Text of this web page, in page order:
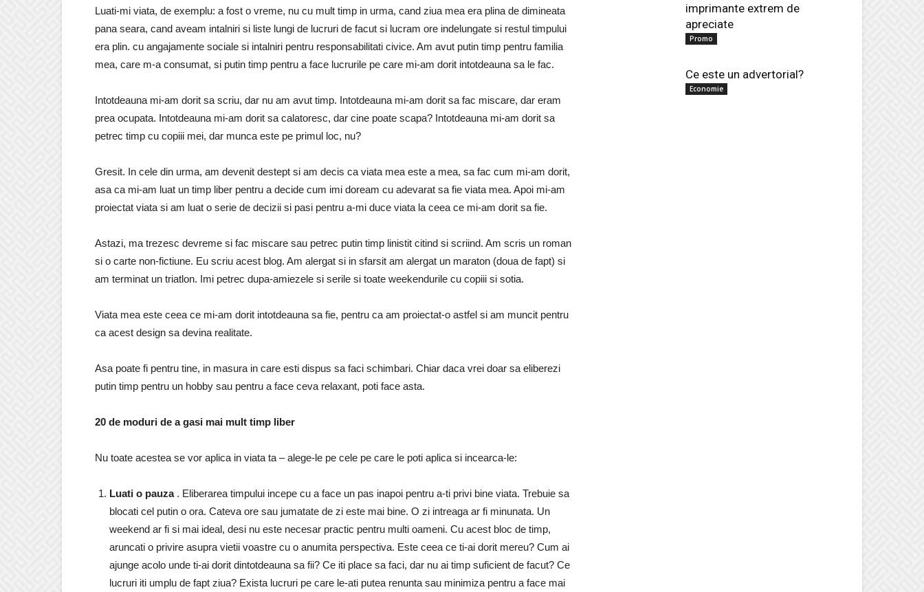
Luati-mi viata, de exemplu: a fost o vreme, nu cu mult timp in urma, cand ziua mea era plina de dimineata
pana seara, cand aveam intalniri si liste lungi de lucruri de facut si lucram ore indelungate si restul timpului
era plin. cu angajamente sociale si intalniri pentru responsabilitati civice. Am avut putin timp pentru familia
mea, care m-a consumat, si putin timp pentru a face lucrurile pe care mi-am dorit intotdeauna sa le fac.
Intotdeauna mi-am dorit sa scriu, dar nu am avut timp. Intotdeauna mi-am dorit sa fac miscare, dar eram
prea ocupata. Intotdeauna mi-am dorit sa calatoresc, dar cine poate scapa? Intotdeauna mi-am dorit sa
petrec timp cu copiii mei, dar munca este pe primul loc, nu?
Gresit. In cele din urma, am devenit destept si am decis ca viata mea este a mea, sa fac cum mi-am dorit,
asa ca mi-am luat un timp liber pentru a decide cum imi doream cu adevarat sa fie viata mea. Apoi mi-am
proiectat viata si am luat o serie de decizii si pasi pentru a-mi duce viata la ceea ce mi-am dorit sa fie.
Astazi, ma trezesc devreme si fac miscare sau petrec putin timp linistit citind si scriind. Am scris un roman
si o carte non-fictiune. Eu scriu acest blog. Am alergat si in sfarsit am alergat un maraton (doua de fapt) si
am terminat un triatlon. Imi petrec dupa-amiezele si serile si toate weekendurile cu copiii si sotia.
Viata mea este ceea ce mi-am dorit intotdeauna sa fie, pentru ca am proiectat-o ​​astfel si am muncit pentru
ca acest design sa devina realitate.
Asa poate fi pentru tine, in masura in care esti dispus sa faci schimbari. Chiar daca vrei doar sa eliberezi
putin timp pentru un hobby sau pentru a face ceva relaxant, poti face asta.
20 de moduri de a gasi mai mult timp liber
Nu toate acestea se vor aplica in viata ta – alege-le pe cele pe care le poti aplica si incearca-le:
Luati o pauza. Eliberarea timpului incepe cu a face un pas inapoi pentru a-ti privi bine viata. Trebuie sa
blocati cel putin o ora. Cateva ore sau jumatate de zi este mai bine. O zi intreaga ar fi minunata. Un
weekend ar fi si mai ideal, desi nu este necesar practic pentru multi oameni. Cu acest bloc de timp,
aruncati o privire asupra vietii voastre cu o anumita perspectiva. Este ceea ce ti-ai dorit mereu? Cum ai
ajunge acolo unde ti-ai dorit dintotdeauna sa fii? Ce iti place sa faci, dar nu ai timp suficient de facut? Ce
lucruri iti umplu de fapt ziua? Exista lucruri pe care le-ati putea renunta sau minimiza pentru a face mai
imprimante extrem de
apreciate
Promo
Ce este un advertorial?
Economie